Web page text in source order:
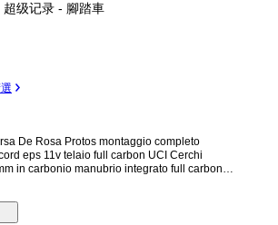
级记录 - 腳踏車
De Rosa Protos montaggio completo
eps 11v telaio full carbon UCI Cerchi
in carbonio manubrio integrato full carbon